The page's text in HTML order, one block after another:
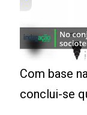
00:00
Com base
conclui-se